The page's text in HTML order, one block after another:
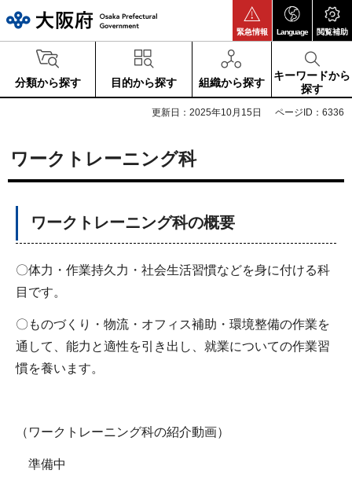
緊急情報 Language 閲覧補助
分類から探す 目的から探す 組織から探す
キーワードから
探す
更新日：2025年10月15日 ページID：6336
ワークトレーニング科
ワークトレーニング科の概要
〇体力・作業持久力・社会生活習慣などを身に付ける科
目です。
〇ものづくり・物流・オフィス補助・環境整備の作業を
通して、能力と適性を引き出し、就業についての作業習
慣を養います。
（ワークトレーニング科の紹介動画）
準備中